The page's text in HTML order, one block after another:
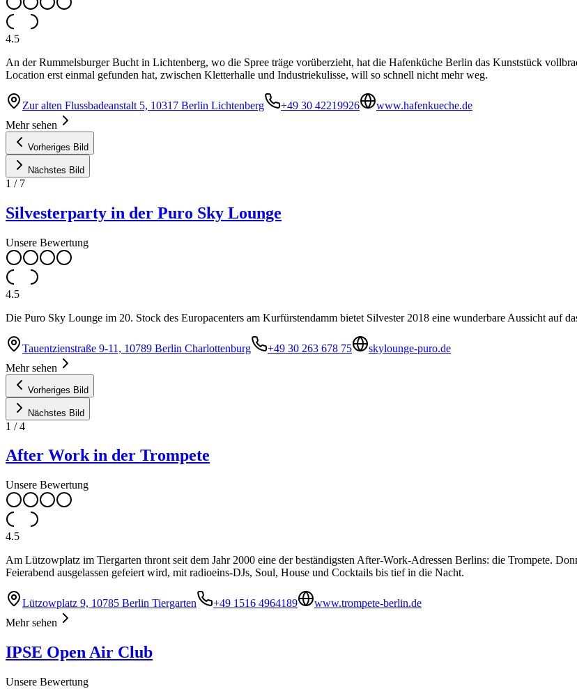
4.5
An der Rummelsburger Bucht in Lichtenberg, wo die Spree träge vorüberzieht, hat die Hafenküche Berlin das Kunststück
Location erst einmal gefunden hat, zwischen Kletterhalle und Industriekulisse, will so schnell nicht mehr weg.
Zur alten Flussbadeanstalt 5, 10317 Berlin Lichtenberg +49 30 42219926
www.hafenkueche.de
Mehr sehen
Vorheriges Bild
Nächstes Bild
1 / 7
Silvesterparty in der Puro Sky Lounge
Unsere Bewertung
4.5
Die Puro Sky Lounge im 20. Stock des Europacenters am Kurfürstendamm bietet Silvester 2018 eine wunderbare Aussicht auf
Tauentzienstraße 9-11, 10789 Berlin Charlottenburg +49 30 263 678 75
skylounge-puro.de
Mehr sehen
Vorheriges Bild
Nächstes Bild
1 /4
After Work in der Trompete
Unsere Bewertung
4.5
Am Lützowplatz im Tiergarten thront seit dem Jahr 2000 eine der beständigsten After-Work-Adressen Berlins: die Trompete.
Feierabend ausgelassen gefeiert wird, mit radioeins-DJs, Soul, House und Cocktails bis tief in die Nacht.
Lützowplatz 9, 10785 Berlin Tiergarten +49 1516 4964189
www.trompete-berlin.de
Mehr sehen
IPSE Open Air Club
Unsere Bewertung